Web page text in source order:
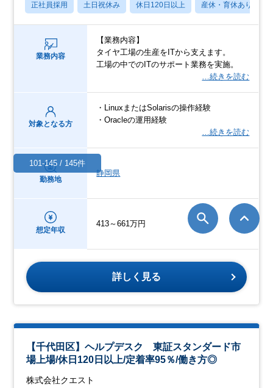
正社員採用 土日祝休み 休日120日以上 産休・育休あり
業務内容
【業務内容】
タイヤ工場の生産をITから支えます。
工場の中でのITのサポート業務を実施。
…続きを読む
対象となる方
・LinuxまたはSolarisの操作経験
・Oracleの運用経験
…続きを読む
勤務地
静岡県
想定年収
413～661万円
詳しく見る
【千代田区】ヘルプデスク 東証スタンダード市
場上場/休日120日以上/定着率95％/働き方◎
株式会社クエスト
101-145 / 145件